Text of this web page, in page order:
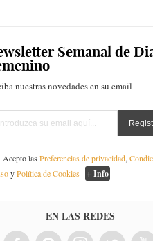
Semanal de
nuestras novedades en su email
Acepto lasPreferencias de privacidad,
yPolítica de Cookies + Info
EN LAS REDES